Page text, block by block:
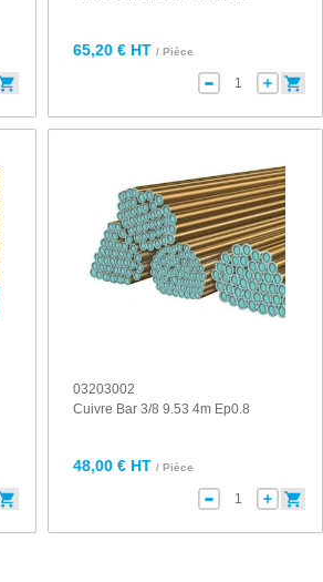
65,20 € HT / Pièce
03203002
Cuivre Bar 3/8 9.53 4m Ep0.8
48,00 € HT / Pièce